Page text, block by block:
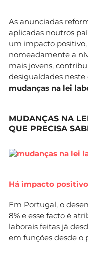
As anunciadas
aplicadas noutros
um impacto
nomeadamente a
mais jovens,
desigualdades neste
mudanças na lei
MUDANÇAS NA
QUE PRECISA
Há impacto
Em Portugal, o
8% e esse facto é
laborais feitas já
em funções desde o